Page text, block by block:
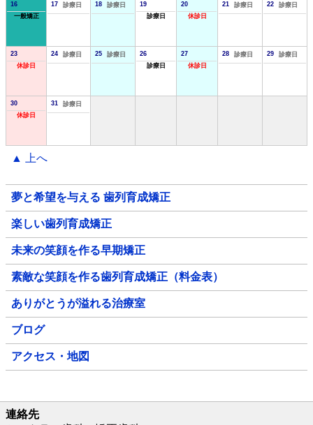
16
一般矯正
17 診療日 18 診療日
19
診療日
20
休診日
21 診療日 22 診療日
23
休診日
24 診療日 25 診療日
26
診療日
27
休診日
28 診療日 29 診療日
30
休診日
31 診療日
▲ 上へ
夢と希望を与える 歯列育成矯正
楽しい歯列育成矯正
未来の笑顔を作る早期矯正
素敵な笑顔を作る歯列育成矯正（料金表）
ありがとうが溢れる治療室
ブログ
アクセス・地図
連絡先